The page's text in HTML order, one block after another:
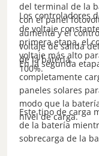
del terminal de la
con el panel
aumenta y el
voltaje de salida
de la batería.
Los controladores
de voltaje
primera etapa, el
voltaje más alto
100%.
En la segunda
completamente
paneles solares
modo que la
nivel de carga.
Este tipo de carga
de la batería
sobrecarga de la